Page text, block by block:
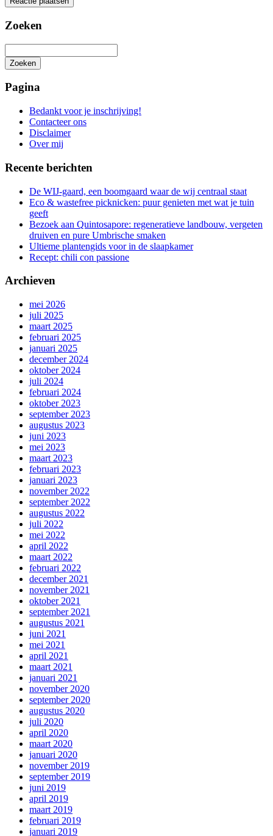
Zoeken
Zoeken
zoeken
Pagina
Bedankt voor je inschrijving!
Contacteer ons
Disclaimer
Over mij
Recente berichten
De WIJ-gaard, een boomgaard waar de wij centraal staat
Eco & wastefree picknicken: puur genieten met wat je tuin
geeft
Bezoek aan Quintosapore: regeneratieve landbouw, vergeten
druiven en pure Umbrische smaken
Ultieme plantengids voor in de slaapkamer
Recept: chili con passione
Archieven
mei 2026
juli 2025
maart 2025
februari 2025
januari 2025
december 2024
oktober 2024
juli 2024
februari 2024
oktober 2023
september 2023
augustus 2023
juni 2023
mei 2023
maart 2023
februari 2023
januari 2023
november 2022
september 2022
augustus 2022
juli 2022
mei 2022
april 2022
maart 2022
februari 2022
december 2021
november 2021
oktober 2021
september 2021
augustus 2021
juni 2021
mei 2021
april 2021
maart 2021
januari 2021
november 2020
september 2020
augustus 2020
juli 2020
april 2020
maart 2020
januari 2020
november 2019
september 2019
juni 2019
april 2019
maart 2019
februari 2019
januari 2019